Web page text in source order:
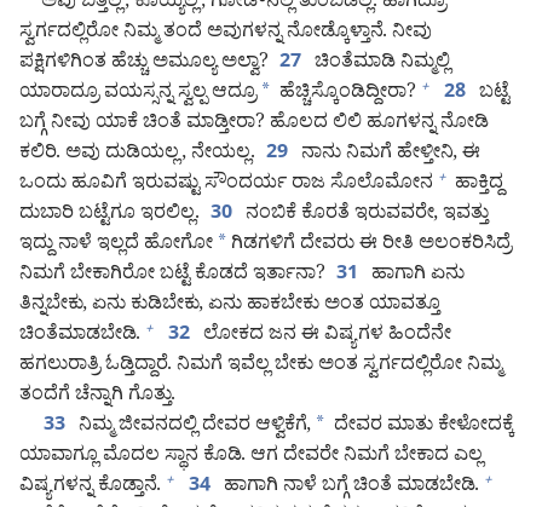
ಸ್ವರ್ಗದಲ್ಲಿರೋ ನಿಮ್ಮ ತಂದೆ ಅವುಗಳನ್ನ ನೋಡ್ಕೊಳ್ತಾನೆ. ನೀವು
ಪಕ್ಷಿಗಳಿಗಿಂತ ಹೆಚ್ಚು ಅಮೂಲ್ಯ ಅಲ್ವಾ? 27 ಚಿಂತೆಮಾಡಿ ನಿಮ್ಮಲ್ಲಿ
ಯಾರಾದ್ರೂ ವಯಸ್ಸನ್ನ ಸ್ವಲ್ಪ ಆದ್ರೂ * ಹೆಚ್ಚಿಸ್ಕೊಂಡಿದ್ದೀರಾ? + 28 ಬಟ್ಟೆ
ಬಗ್ಗೆ ನೀವು ಯಾಕೆ ಚಿಂತೆ ಮಾಡ್ತೀರಾ? ಹೊಲದ ಲಿಲಿ ಹೂಗಳನ್ನ ನೋಡಿ
ಕಲಿರಿ. ಅವು ದುಡಿಯಲ್ಲ, ನೇಯಲ್ಲ. 29 ನಾನು ನಿಮಗೆ ಹೇಳ್ತೀನಿ, ಈ
ಒಂದು ಹೂವಿಗೆ ಇರುವಷ್ಟು ಸೌಂದರ್ಯ ರಾಜ ಸೊಲೊಮೋನ + ಹಾಕ್ತಿದ್ದ
ದುಬಾರಿ ಬಟ್ಟೆಗೂ ಇರಲಿಲ್ಲ. 30 ನಂಬಿಕೆ ಕೊರತೆ ಇರುವವರೇ, ಇವತ್ತು
ಇದ್ದು ನಾಳೆ ಇಲ್ಲದೆ ಹೋಗೋ * ಗಿಡಗಳಿಗೆ ದೇವರು ಈ ರೀತಿ ಅಲಂಕರಿಸಿದ್ರೆ
ನಿಮಗೆ ಬೇಕಾಗಿರೋ ಬಟ್ಟೆ ಕೊಡದೆ ಇರ್ತಾನಾ? 31
ಹಾಗಾಗಿ ಏನು
ತಿನ್ನಬೇಕು, ಏನು ಕುಡಿಬೇಕು, ಏನು ಹಾಕಬೇಕು ಅಂತ ಯಾವತ್ತೂ
ಚಿಂತೆಮಾಡಬೇಡಿ. + 32 ಲೋಕದ ಜನ ಈ ವಿಷ್ಯಗಳ ಹಿಂದೆನೇ
ಹಗಲುರಾತ್ರಿ ಓಡ್ತಿದ್ದಾರೆ. ನಿಮಗೆ ಇವೆಲ್ಲ ಬೇಕು ಅಂತ ಸ್ವರ್ಗದಲ್ಲಿರೋ ನಿಮ್ಮ
ತಂದೆಗೆ ಚೆನ್ನಾಗಿ ಗೊತ್ತು.
33 ನಿಮ್ಮ ಜೀವನದಲ್ಲಿ ದೇವರ ಆಳ್ವಿಕೆಗೆ, * ದೇವರ ಮಾತು ಕೇಳೋದಕ್ಕೆ
ಯಾವಾಗ್ಲೂ ಮೊದಲ ಸ್ಥಾನ ಕೊಡಿ. ಆಗ ದೇವರೇ ನಿಮಗೆ ಬೇಕಾದ ಎಲ್ಲ
ವಿಷ್ಯಗಳನ್ನ ಕೊಡ್ತಾನೆ. + 34 ಹಾಗಾಗಿ ನಾಳೆ ಬಗ್ಗೆ ಚಿಂತೆ ಮಾಡಬೇಡಿ. +